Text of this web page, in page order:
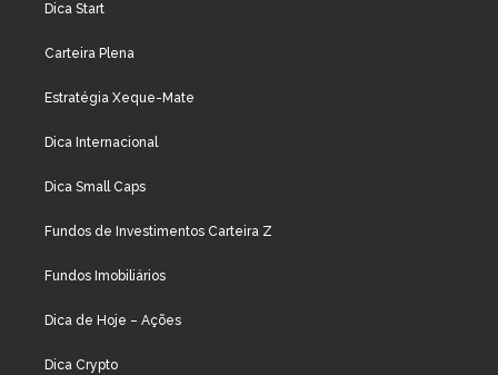
Dica Start
Carteira Plena
Estratégia Xeque-Mate
Dica Internacional
Dica Small Caps
Fundos de Investimentos Carteira Z
Fundos Imobiliários
Dica de Hoje – Ações
Dica Crypto